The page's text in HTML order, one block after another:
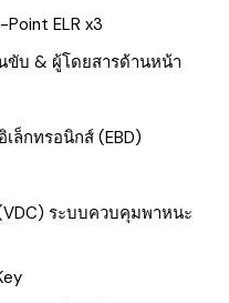
ELR x3
ขับ & ผู้โดยสารด้านหน้า
ล็กทรอนิกส์ (EBD)
ระบบควบคุมพาหนะ